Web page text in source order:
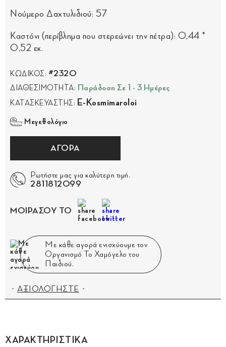
Νούμερο Δαχτυλιδιού: 57
Καστόνι (περίβλημα που στερεώνει την πέτρα): 0,44 *
0,52 εκ.
ΚΩΔΙΚΟΣ: #2320
ΔΙΑΘΕΣΙΜΟΤΗΤΑ: Παράδοση Σε 1 - 3 Ημέρες
ΚΑΤΑΣΚΕΥΑΣΤΗΣ: E-Kosmimaroloi
Μεγεθολόγιο
ΑΓΟΡΑ
Ρωτήστε μας για καλύτερη τιμή.
2811812099
ΜΟΙΡΑΣΟΥ ΤΟ
Με κάθε αγορά ενισχύουμε τον
Οργανισμό Το Χαμόγελο του
Παιδιού.
ΑΞΙΟΛΟΓΗΣΤΕ
ΧΑΡΑΚΤΗΡΙΣΤΙΚΑ